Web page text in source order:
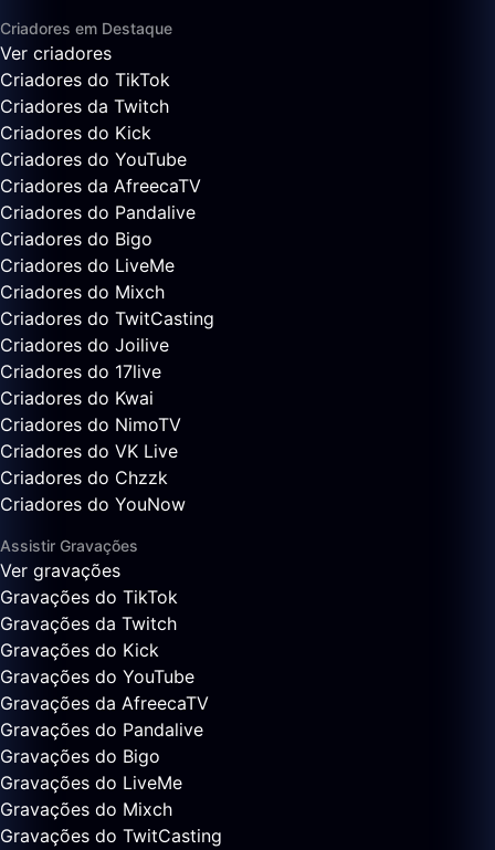
Criadores em Destaque
Ver criadores
Criadores do TikTok
Criadores da Twitch
Criadores do Kick
Criadores do YouTube
Criadores da AfreecaTV
Criadores do Pandalive
Criadores do Bigo
Criadores do LiveMe
Criadores do Mixch
Criadores do TwitCasting
Criadores do Joilive
Criadores do 17live
Criadores do Kwai
Criadores do NimoTV
Criadores do VK Live
Criadores do Chzzk
Criadores do YouNow
Assistir Gravações
Ver gravações
Gravações do TikTok
Gravações da Twitch
Gravações do Kick
Gravações do YouTube
Gravações da AfreecaTV
Gravações do Pandalive
Gravações do Bigo
Gravações do LiveMe
Gravações do Mixch
Gravações do TwitCasting